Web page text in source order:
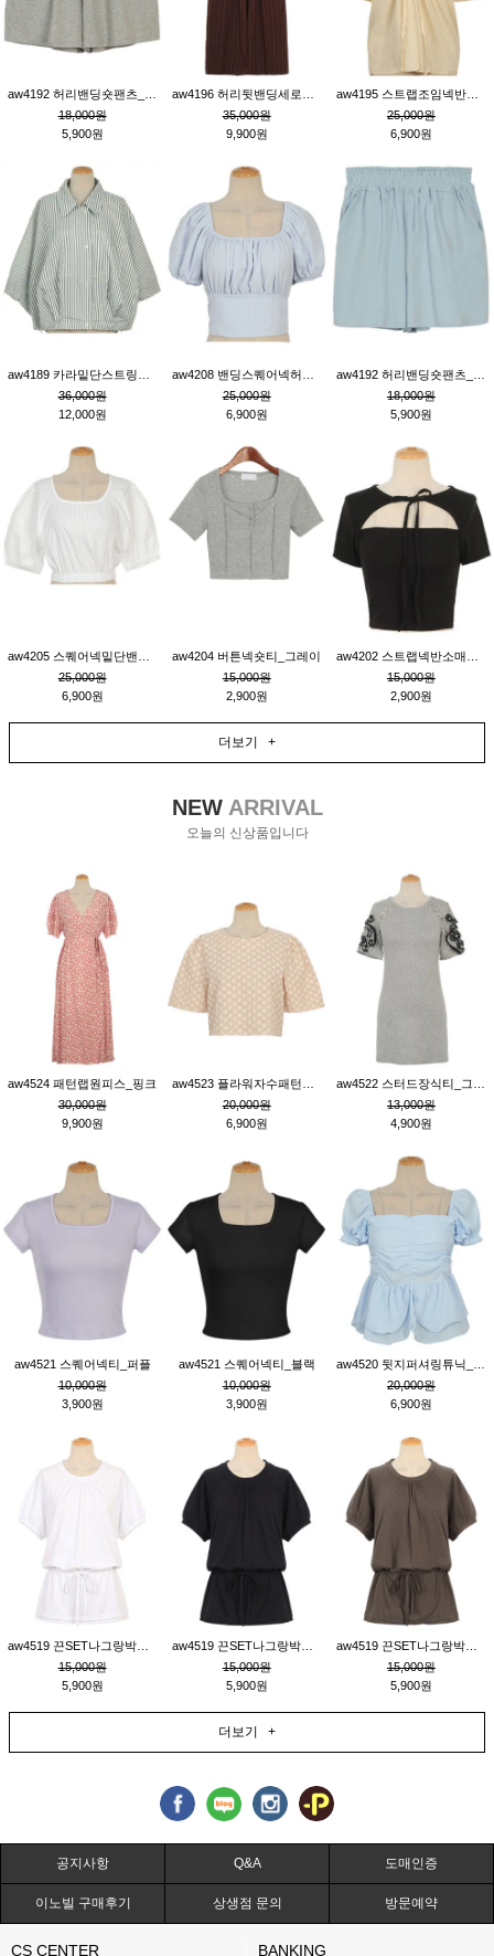
18,000원
5,900원
35,000원
9,900원
25,000원
6,900원
36,000원
12,000원
25,000원
6,900원
18,000원
5,900원
25,000원
6,900원
aw4204 버튼넥숏티_그레이
15,000원
2,900원
15,000원
2,900원
더보기 +
NEWARRIVAL
오늘의 신상품입니다
aw4524 패턴랩원피스_핑크
30,000원
9,900원
20,000원
6,900원
13,000원
4,900원
aw4521 스퀘어넥티_퍼플
10,000원
3,900원
aw4521 스퀘어넥티_블랙
10,000원
3,900원
20,000원
6,900원
15,000원
5,900원
15,000원
5,900원
15,000원
5,900원
더보기 +
공지사항 Q&A 도매인증
이노빌 구매후기 상생점 문의 방문예약
CS CENTER BANKING